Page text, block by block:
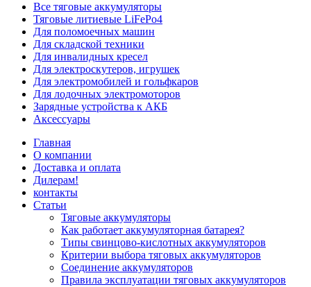
Все тяговые аккумуляторы
Тяговые литиевые LiFePo4
Для поломоечных машин
Для складской техники
Для инвалидных кресел
Для электроскутеров, игрушек
Для электромобилей и гольфкаров
Для лодочных электромоторов
Зарядные устройства к АКБ
Аксессуары
Главная
О компании
Доставка и оплата
Дилерам!
контакты
Статьи
Тяговые аккумуляторы
Как работает аккумуляторная батарея?
Типы свинцово-кислотных аккумуляторов
Критерии выбора тяговых аккумуляторов
Соединение аккумуляторов
Правила эксплуатации тяговых аккумуляторов